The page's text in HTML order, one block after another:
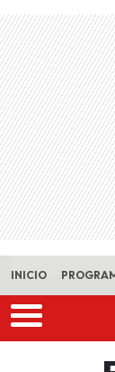
Skip to main
INICIO